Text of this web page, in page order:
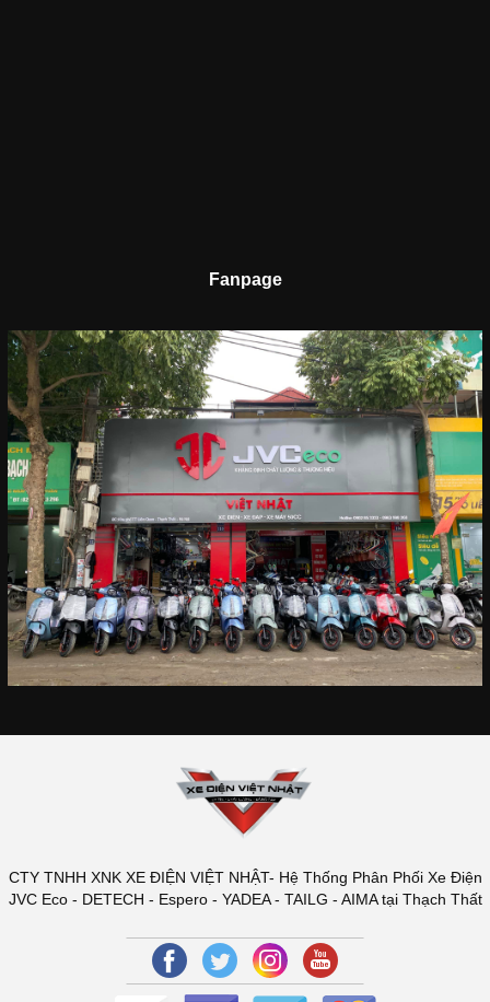
Fanpage
CTY TNHH XNK XE ĐIỆN VIỆT NHẬT- Hệ Thống Phân Phối Xe Điện
JVC Eco - DETECH - Espero - YADEA - TAILG - AIMA tại Thạch Thất